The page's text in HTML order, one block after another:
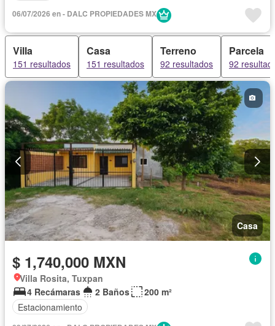
06/07/2026 en - DALC PROPIEDADES MX
Villa
151 resultados
Casa
151 resultados
Terreno
92 resultados
Parcela
92
Casa
$ 1,740,000 MXN
Villa Rosita, Tuxpan
4 Recámaras
2 Baños
200 m²
Estacionamiento